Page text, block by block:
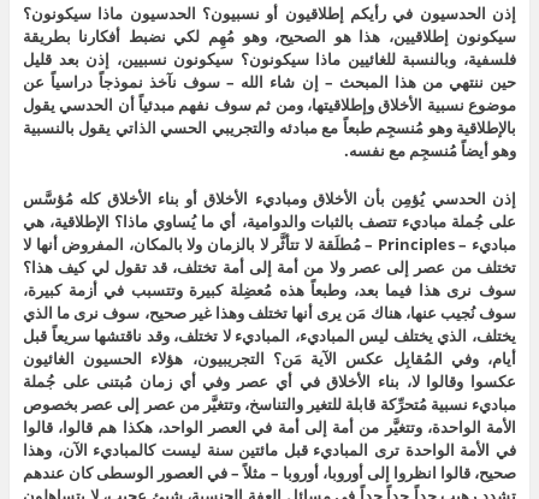
إذن الحدسيون في رأيكم إطلاقيون أو نسبيون؟ الحدسيون ماذا سيكونون؟
سيكونون إطلاقيين، هذا هو الصحيح، وهو مُهِم لكي نضبط أفكارنا بطريقة
فلسفية، وبالنسبة للغائيين ماذا سيكونون؟ سيكونون نسبيين، إذن بعد قليل
حين ننتهي من هذا المبحث – إن شاء الله – سوف نآخذ نموذجاً دراسياً عن
موضوع نسبية الأخلاق وإطلاقيتها، ومن ثم سوف نفهم مبدئياً أن الحدسي يقول
بالإطلاقية وهو مُنسجِم طبعاً مع مبادئه والتجريبي الحسي الذاتي يقول بالنسبية
وهو أيضاً مُنسجِم مع نفسه.
إذن الحدسي يُؤمِن بأن الأخلاق ومباديء الأخلاق أو بناء الأخلاق كله مُؤسَّس
على جُملة مباديء تتصف بالثبات والدوامية، أي ما يُساوي ماذا؟ الإطلاقية، هي
مباديء – Principles – مُطلَقة لا تتأثَّر لا بالزمان ولا بالمكان، المفروض أنها لا
تختلف من عصر إلى عصر ولا من أمة إلى أمة تختلف، قد تقول لي كيف هذا؟
سوف نرى هذا فيما بعد، وطبعاً هذه مُعضِلة كبيرة وتتسبب في أزمة كبيرة،
سوف نُجيب عنها، هناك مَن يرى أنها تختلف وهذا غير صحيح، سوف نرى ما الذي
يختلف، الذي يختلف ليس المباديء، المباديء لا تختلف، وقد ناقتشها سريعاً قبل
أيام، وفي المُقابِل عكس الآية مَن؟ التجريبيون، هؤلاء الحسيون الغائيون
عكسوا وقالوا لا، بناء الأخلاق في أي عصر وفي أي زمان مُبتنى على جُملة
مباديء نسبية مُتحرِّكة قابلة للتغير والتناسخ، وتتغيَّر من عصر إلى عصر بخصوص
الأمة الواحدة، وتتغيَّر من أمة إلى أمة في العصر الواحد، هكذا هم قالوا، قالوا
في الأمة الواحدة ترى المباديء قبل مائتين سنة ليست كالمباديء الآن، وهذا
صحيح، قالوا انظروا إلى أوروبا، أوروبا – مثلاً – في العصور الوسطى كان عندهم